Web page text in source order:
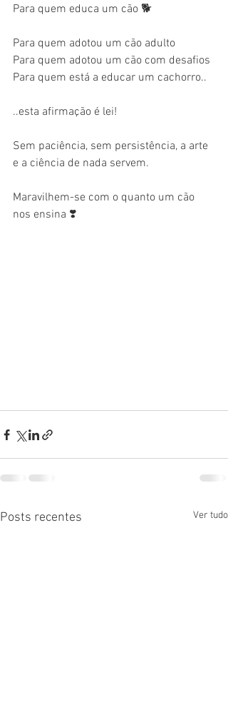
Para quem educa um cão 🐕
Para quem adotou um cão adulto
Para quem adotou um cão com desafios
Para quem está a educar um cachorro..
..esta afirmação é lei!
Sem paciência, sem persistência, a arte
e a ciência de nada servem.
Maravilhem-se com o quanto um cão
nos ensina ❣️
Posts recentes Ver tudo